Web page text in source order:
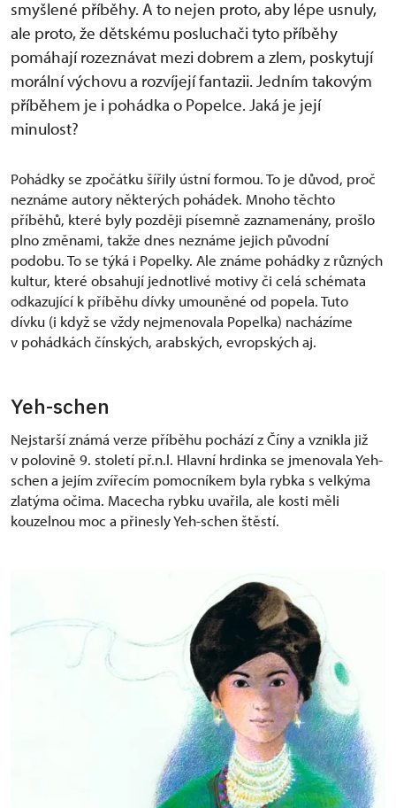
smyšlené příběhy. A to nejen proto, aby lépe usnuly,
ale proto, že dětskému posluchači tyto příběhy
pomáhají rozeznávat mezi dobrem a zlem, poskytují
morální výchovu a rozvíjejí fantazii. Jedním takovým
příběhem je i pohádka o Popelce. Jaká je její
minulost?
Pohádky se zpočátku šířily ústní formou. To je důvod, proč
neznáme autory některých pohádek. Mnoho těchto
příběhů, které byly později písemně zaznamenány, prošlo
plno změnami, takže dnes neznáme jejich původní
podobu. To se týká i Popelky. Ale známe pohádky z různých
kultur, které obsahují jednotlivé motivy či celá schémata
odkazující k příběhu dívky umouněné od popela. Tuto
dívku (i když se vždy nejmenovala Popelka) nacházíme
v pohádkách čínských, arabských, evropských aj.
Yeh-schen
Nejstarší známá verze příběhu pochází z Číny a vznikla již
v polovině 9. století př.n.l. Hlavní hrdinka se jmenovala Yeh-
schen a jejím zvířecím pomocníkem byla rybka s velkýma
zlatýma očima. Macecha rybku uvařila, ale kosti měli
kouzelnou moc a přinesly Yeh-schen štěstí.